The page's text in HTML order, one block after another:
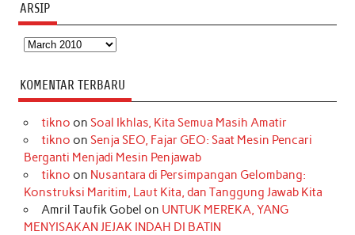
ARSIP
Arsip
KOMENTAR TERBARU
tikno on Soal Ikhlas, Kita Semua Masih Amatir
tikno on Senja SEO, Fajar GEO: Saat Mesin Pencari
Berganti Menjadi Mesin Penjawab
tikno on Nusantara di Persimpangan Gelombang:
Konstruksi Maritim, Laut Kita, dan Tanggung Jawab Kita
Amril Taufik Gobel on UNTUK MEREKA, YANG
MENYISAKAN JEJAK INDAH DI BATIN